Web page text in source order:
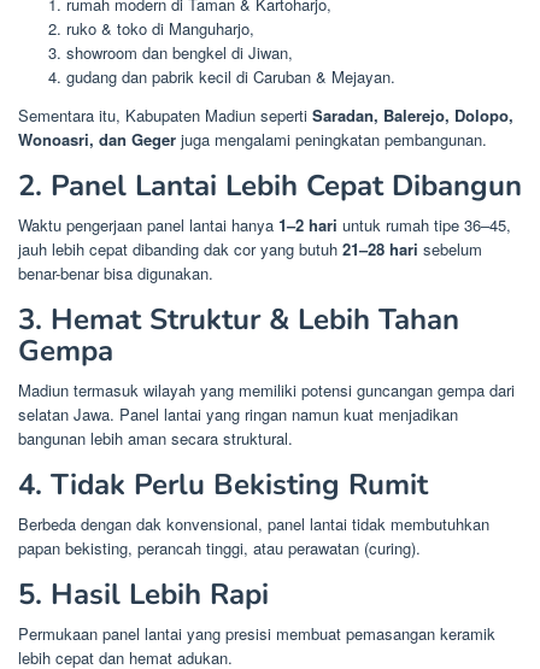
rumah modern di Taman & Kartoharjo,
ruko & toko di Manguharjo,
showroom dan bengkel di Jiwan,
gudang dan pabrik kecil di Caruban & Mejayan.
Sementara itu, Kabupaten Madiun seperti Saradan, Balerejo, Dolopo,
Wonoasri, dan Geger juga mengalami peningkatan pembangunan.
2. Panel Lantai Lebih Cepat Dibangun
Waktu pengerjaan panel lantai hanya 1–2 hari untuk rumah tipe 36–45,
jauh lebih cepat dibanding dak cor yang butuh 21–28 hari sebelum
benar-benar bisa digunakan.
3. Hemat Struktur & Lebih Tahan
Gempa
Madiun termasuk wilayah yang memiliki potensi guncangan gempa dari
selatan Jawa. Panel lantai yang ringan namun kuat menjadikan
bangunan lebih aman secara struktural.
4. Tidak Perlu Bekisting Rumit
Berbeda dengan dak konvensional, panel lantai tidak membutuhkan
papan bekisting, perancah tinggi, atau perawatan (curing).
5. Hasil Lebih Rapi
Permukaan panel lantai yang presisi membuat pemasangan keramik
lebih cepat dan hemat adukan.